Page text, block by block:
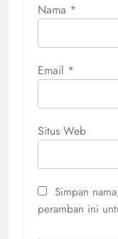
Nama *
Email *
Situs Web
Simpan
peramban ini